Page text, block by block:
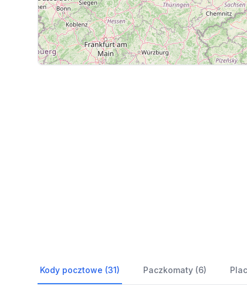
Kody pocztowe (31) Paczkomaty (6)